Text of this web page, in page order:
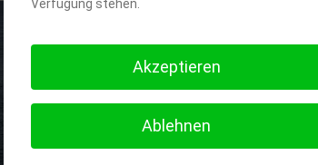
Verfügung stehen.
Akzeptieren
Ablehnen